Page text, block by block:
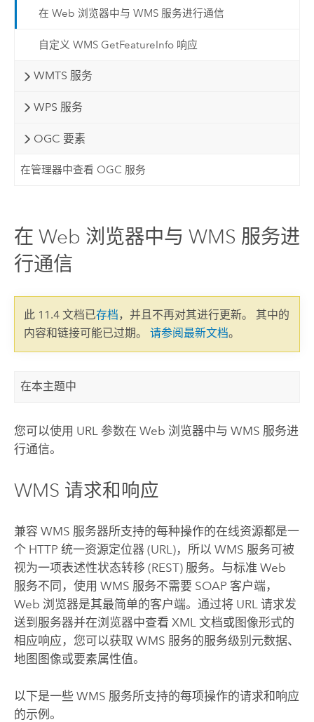
在 Web 浏览器中与 WMS 服务进行通信
自定义 WMS GetFeatureInfo 响应
WMTS 服务
WPS 服务
OGC 要素
在管理器中查看 OGC 服务
在 Web 浏览器中与 WMS 服务进
行通信
此 11.4 文档已存档，并且不再对其进行更新。 其中的
内容和链接可能已过期。 请参阅最新文档。
在本主题中
您可以使用 URL 参数在 Web 浏览器中与 WMS 服务进
行通信。
WMS 请求和响应
兼容 WMS 服务器所支持的每种操作的在线资源都是一
个 HTTP 统一资源定位器 (URL)，所以 WMS 服务可被
视为一项表述性状态转移 (REST) 服务。与标准 Web
服务不同，使用 WMS 服务不需要 SOAP 客户端，
Web 浏览器是其最简单的客户端。通过将 URL 请求发
送到服务器并在浏览器中查看 XML 文档或图像形式的
相应响应，您可以获取 WMS 服务的服务级别元数据、
地图图像或要素属性值。
以下是一些 WMS 服务所支持的每项操作的请求和响应
的示例。